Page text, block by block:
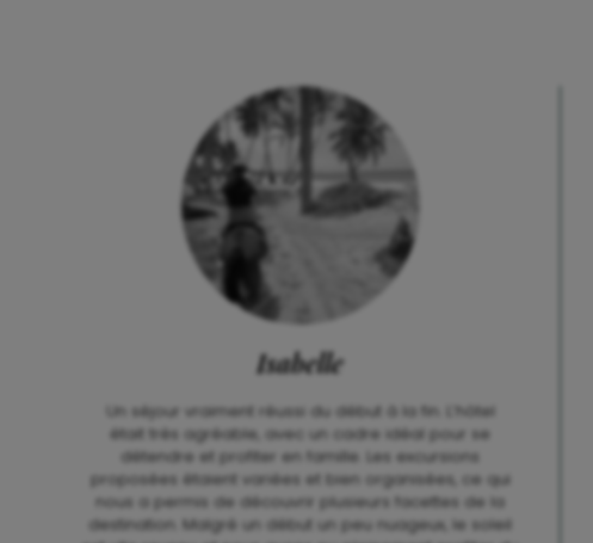
Isabelle
Un séjour vraiment réussi du début à la fin.
L’hôtel
était très agréable, avec un cadre idéal pour se
détendre et profiter en famille. Les excursions
proposées étaient variées et bien organisées , ce qui
nous a permis de découvrir plusieurs facettes de la
destination. Malgré un début un peu nuageux, le soleil